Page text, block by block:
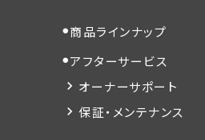
商品ラインナップ
アフターサービス
オーナーサポート
保証・メンテナンス